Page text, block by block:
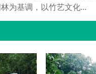
为基调，以竹艺文化...